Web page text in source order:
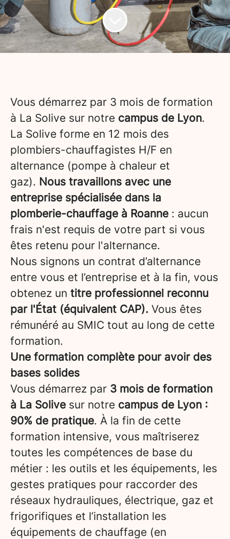
Vous démarrez par 3 mois de formation
à La Solive sur notre campus de Lyon.
La Solive forme en 12 mois des
plombiers-chauffagistes H/F en
alternance (pompe à chaleur et
gaz). Nous travaillons avec une
entreprise spécialisée dans la
plomberie-chauffage à Roanne : aucun
frais n'est requis de votre part si vous
êtes retenu pour l'alternance.
Nous signons un contrat d’alternance
entre vous et l’entreprise et à la fin, vous
obtenez un titre professionnel reconnu
par l'État (équivalent CAP). Vous êtes
rémunéré au SMIC tout au long de cette
formation.
Une formation complète pour avoir des
bases solides
Vous démarrez par 3 mois de formation
à La Solive sur notre campus de Lyon :
90% de pratique. À la fin de cette
formation intensive, vous maîtriserez
toutes les compétences de base du
métier : les outils et les équipements, les
gestes pratiques pour raccorder des
réseaux hydrauliques, électrique, gaz et
frigorifiques et l’installation les
équipements de chauffage (en